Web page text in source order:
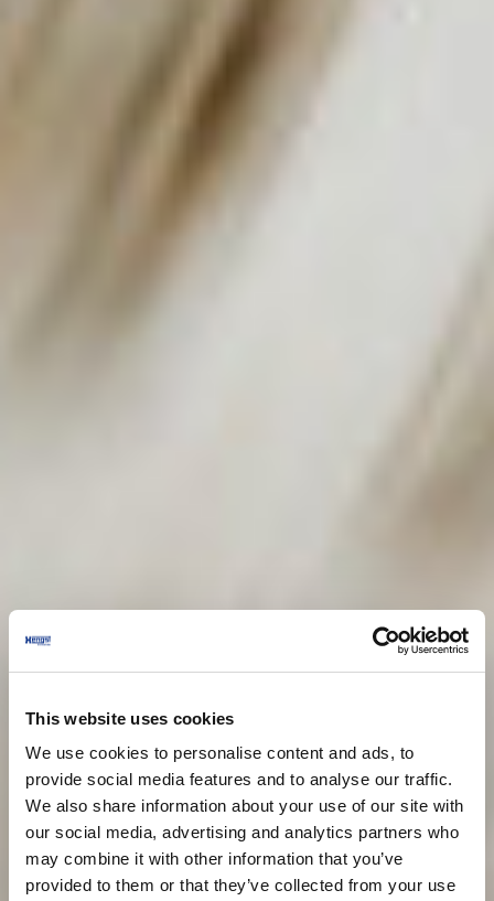
This website uses cookies
We use cookies to personalise content and ads, to
provide social media features and to analyse our traffic.
We also share information about your use of our site with
our social media, advertising and analytics partners who
may combine it with other information that you’ve
provided to them or that they’ve collected from your use